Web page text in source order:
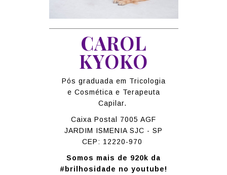
CAROL
KYOKO
Pós graduada em Tricologia
e Cosmética e Terapeuta
Capilar.
Caixa Postal 7005 AGF
JARDIM ISMENIA SJC - SP
CEP: 12220-970
Somos mais de 920k da
#brilhosidade no youtube!